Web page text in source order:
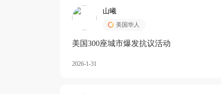
山曦
美国华人
美国300座城市爆发抗议活动
2026-1-31